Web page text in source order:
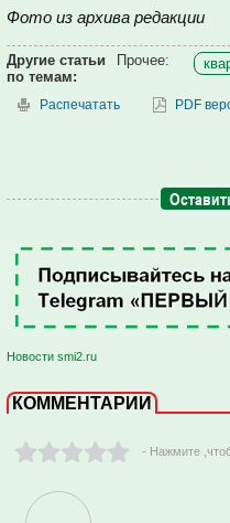
Фото из архива редакции
Другие статьи
по темам:
Прочее:
Распечатать PDF
Новости smi2.ru
КОММЕНТАРИИ
- Нажмите